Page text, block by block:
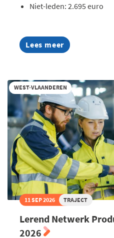
Niet-leden: 2.695 euro
Lees meer
about
AI
2026
WEST-VLAANDEREN
11 SEP 2026 TRAJECT
Lerend Netwerk
2026